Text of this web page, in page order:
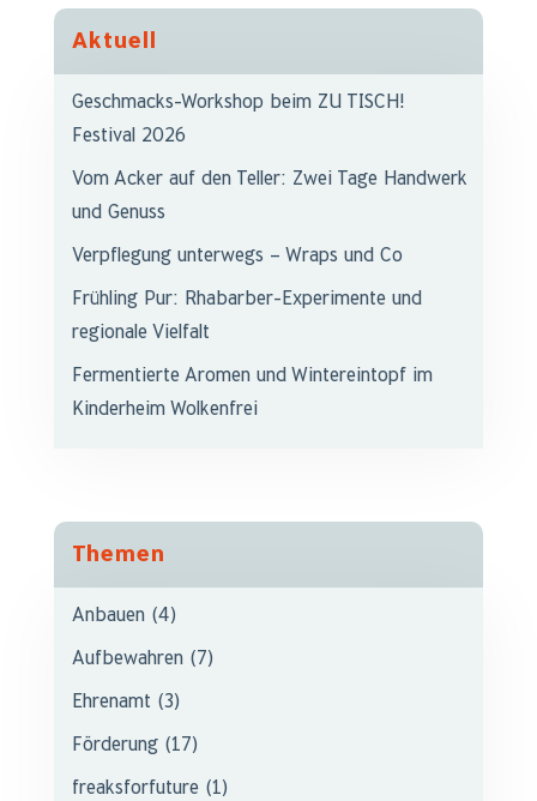
Aktuell
Geschmacks-Workshop beim ZU TISCH!
Festival 2026
Vom Acker auf den Teller: Zwei Tage Handwerk
und Genuss
Verpflegung unterwegs – Wraps und Co
Frühling Pur: Rhabarber-Experimente und
regionale Vielfalt
Fermentierte Aromen und Wintereintopf im
Kinderheim Wolkenfrei
Themen
Anbauen(4)
Aufbewahren(7)
Ehrenamt (3)
Förderung(17)
freaksforfuture(1)